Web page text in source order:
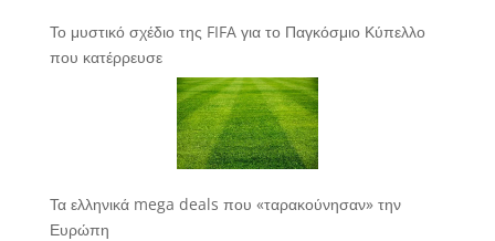
Το μυστικό σχέδιο της FIFA για το Παγκόσμιο Κύπελλο
που κατέρρευσε
Τα ελληνικά mega deals που «ταρακούνησαν» την
Ευρώπη